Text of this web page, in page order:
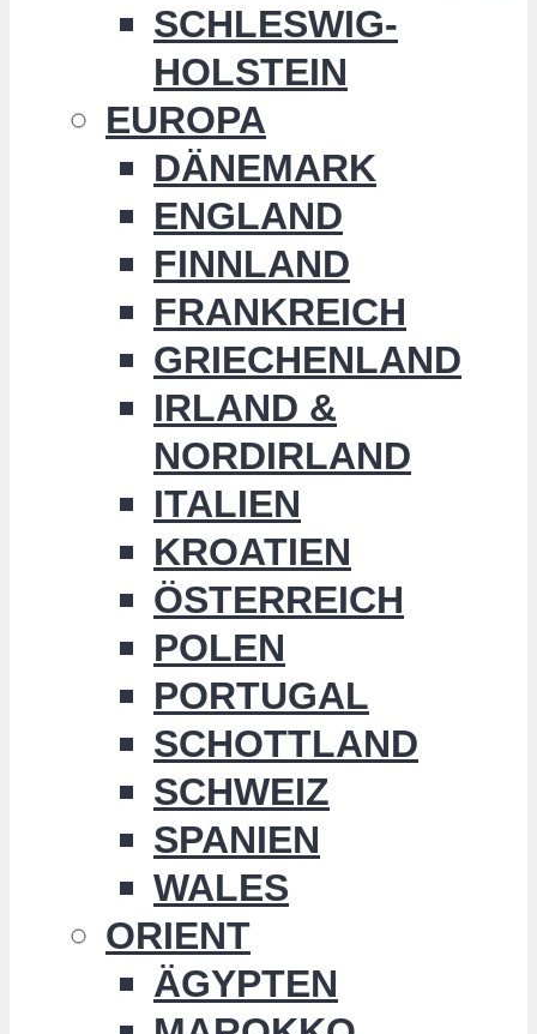
SCHLESWIG-
HOLSTEIN
EUROPA
DÄNEMARK
ENGLAND
FINNLAND
FRANKREICH
GRIECHENLAND
IRLAND &
NORDIRLAND
ITALIEN
KROATIEN
ÖSTERREICH
POLEN
PORTUGAL
SCHOTTLAND
SCHWEIZ
SPANIEN
WALES
ORIENT
ÄGYPTEN